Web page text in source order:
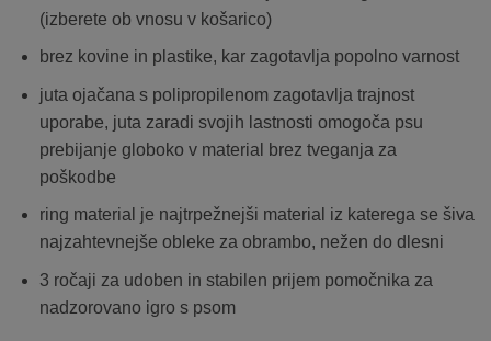
(izberete ob vnosu v košarico)
brez kovine in plastike, kar zagotavlja popolno varnost
juta ojačana s polipropilenom zagotavlja trajnost
uporabe, juta zaradi svojih lastnosti omogoča psu
prebijanje globoko v material brez tveganja za
poškodbe
ring material je najtrpežnejši material iz katerega se šiva
najzahtevnejše obleke za obrambo, nežen do dlesni
3 ročaji za udoben in stabilen prijem pomočnika za
nadzorovano igro s psom